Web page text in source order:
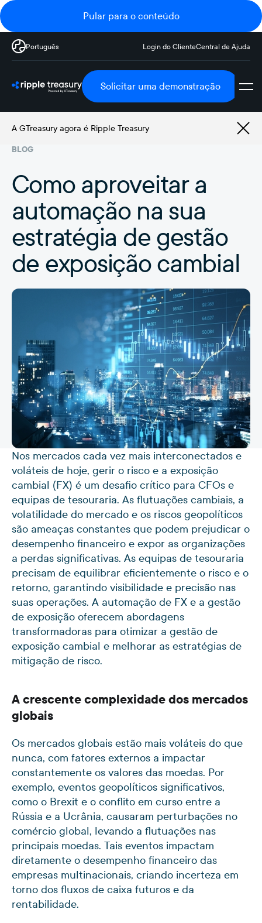
Pular para o conteúdo
Português Login do ClienteCentral de Ajuda
Solicitar uma demonstração
A GTreasury agora é Ripple Treasury
BLOG
Como aproveitar a
automação na sua
estratégia de gestão
de exposição cambial
Nos mercados cada vez mais interconectados e
voláteis de hoje, gerir o risco e a exposição
cambial (FX) é um desafio crítico para CFOs e
equipas de tesouraria. As flutuações cambiais, a
volatilidade do mercado e os riscos geopolíticos
são ameaças constantes que podem prejudicar o
desempenho financeiro e expor as organizações
a perdas significativas. As equipas de tesouraria
precisam de equilibrar eficientemente o risco e o
retorno, garantindo visibilidade e precisão nas
suas operações. A automação de FX e a gestão
de exposição oferecem abordagens
transformadoras para otimizar a gestão de
exposição cambial e melhorar as estratégias de
mitigação de risco.
A crescente complexidade dos mercados
globais
Os mercados globais estão mais voláteis do que
nunca, com fatores externos a impactar
constantemente os valores das moedas. Por
exemplo, eventos geopolíticos significativos,
como o Brexit e o conflito em curso entre a
Rússia e a Ucrânia, causaram perturbações no
comércio global, levando a flutuações nas
principais moedas. Tais eventos impactam
diretamente o desempenho financeiro das
empresas multinacionais, criando incerteza em
torno dos fluxos de caixa futuros e da
rentabilidade.